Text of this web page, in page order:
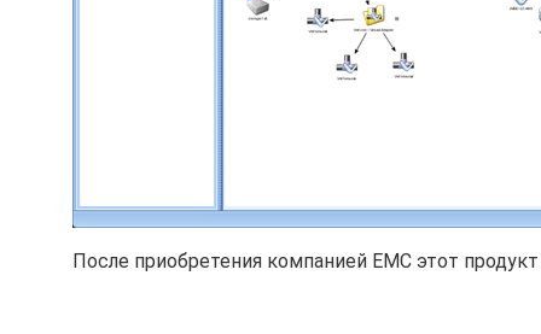
После приобретения компанией EMC этот